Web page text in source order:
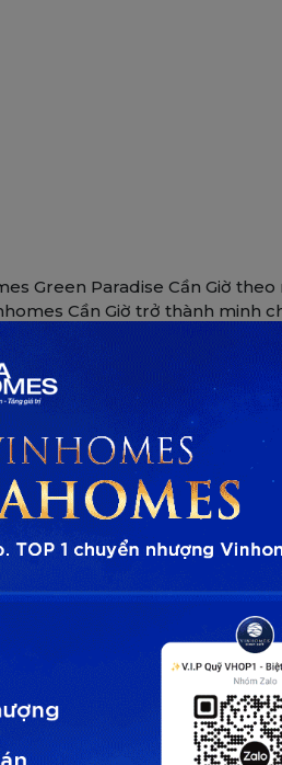
Green Paradise Cần Giờ theo
Cần Giờ trở thành minh
việc tinh tế, nơi mỗi trải
Vọng
Mũi Danh Vọng hiện lên như
từng có.
dự án, mang trong mình vẻ
dưỡng của đại đô thị.
đầu tiên của Cần Giờ khẽ
và tài chính sôi động.
tượng sâu sắc – là “mũi
công trình biểu tượng sừng